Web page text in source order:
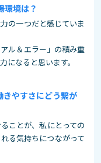
環境は？
の一つだと感じていま
ル＆エラー」の積み重
になると思います。
やすさにどう繋が
ことが、私にとっての
る気持ちにつながって